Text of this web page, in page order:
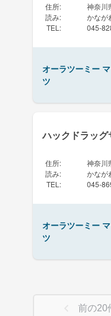
住所:
神奈川
読み:
かなが
TEL : 045-
オーラツーミー
ツ
ハックドラッ
住所:
神奈川
読み:
かなが
TEL : 045-
オーラツーミー
ツ
前の20